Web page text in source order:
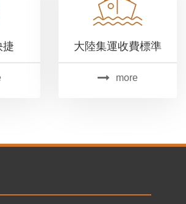
捷 大陸集運收費標準
more